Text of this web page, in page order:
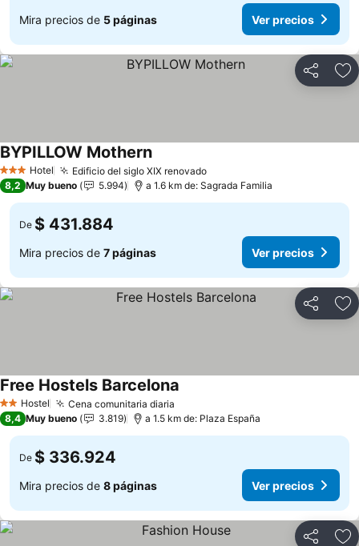
Mira precios de 5 páginas Ver precios
Compartir
3 Estrellas
Hotel Edificio del siglo XIX renovadoVer precios
BYPILLOW MothernVer precios
8,2 Muy bueno 5.994 a 1.6 km de: Sagrada Familia
De $ 431.884
Mira precios de 7 páginas Ver precios
Compartir
2 Estrellas
Hostel Cena comunitaria diaria
Free Hostels Barcelona
8,4 Muy bueno 3.819 a 1.5 km de: Plaza España
De $ 336.924
Mira precios de 8 páginas Ver precios